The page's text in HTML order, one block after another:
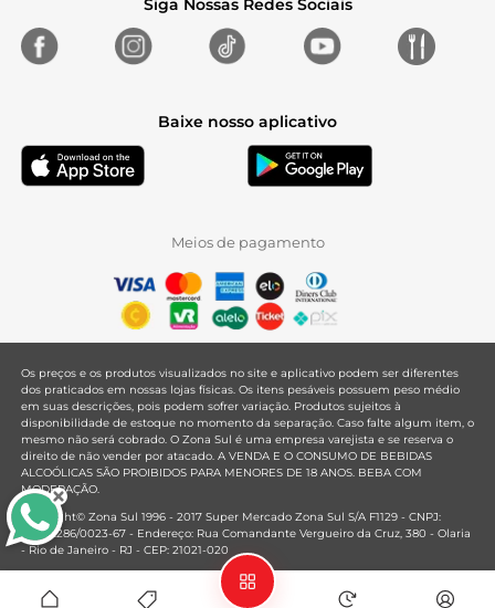
Siga Nossas Redes Sociais
Baixe nosso aplicativo
Meios de pagamento
Os preços e os produtos visualizados no site e aplicativo podem ser diferentes
dos praticados em nossas lojas físicas. Os itens pesáveis possuem peso médio
em suas descrições, pois podem sofrer variação. Produtos sujeitos à
disponibilidade de estoque no momento da separação. Caso falte algum item, o
mesmo não será cobrado. O Zona Sul é uma empresa varejista e se reserva o
direito de não vender por atacado. A VENDA E O CONSUMO DE BEBIDAS
ALCOÓLICAS SÃO PROIBIDOS PARA MENORES DE 18 ANOS. BEBA COM
MODERAÇÃO.
Copyright© Zona Sul 1996 - 2017 Super Mercado Zona Sul S/A F1129 - CNPJ:
33.381.286/0023-67 - Endereço: Rua Comandante Vergueiro da Cruz, 380 - Olaria
- Rio de Janeiro - RJ - CEP: 21021-020
Mantido por